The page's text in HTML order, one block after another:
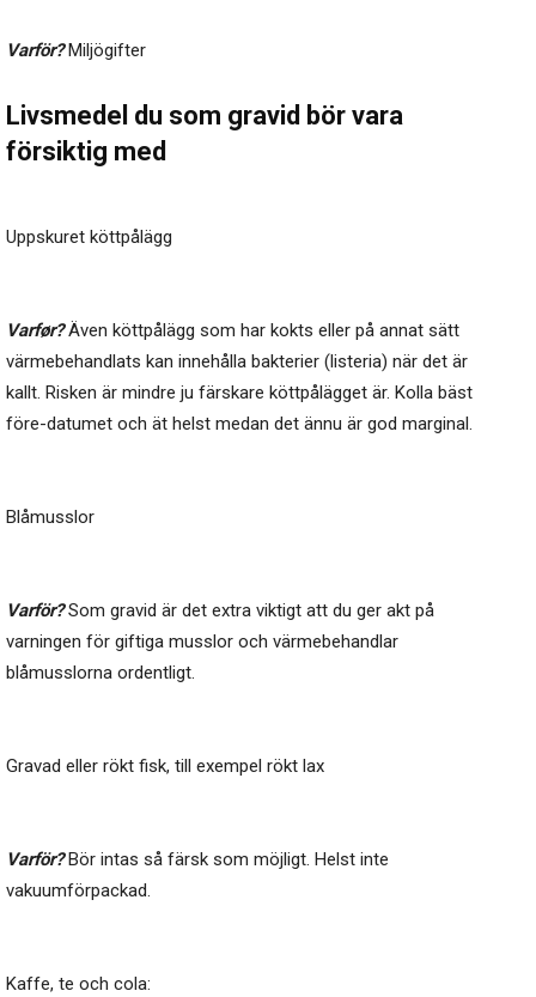
Varför?Miljögifter
Livsmedel du som gravid bör vara
försiktig med
Uppskuret köttpålägg
Varfør?Även köttpålägg som har kokts eller på annat sätt
värmebehandlats kan innehålla bakterier (listeria) när det är
kallt. Risken är mindre ju färskare köttpålägget är. Kolla bäst
före-datumet och ät helst medan det ännu är god marginal.
Blåmusslor
Varför?Som gravid är det extra viktigt att du ger akt på
varningen för giftiga musslor och värmebehandlar
blåmusslorna ordentligt.
Gravad eller rökt fisk, till exempel rökt lax
Varför?Bör intas så färsk som möjligt. Helst inte
vakuumförpackad.
Kaffe, te och cola: